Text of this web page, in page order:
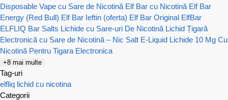
Disposable Vape cu Sare de Nicotină Elf Bar cu Nicotină Elf Bar
Energy (Red Bull) Elf Bar Ieftin (oferta) Elf Bar Original ElfBar
ELFLIQ Bar Salts Lichide cu Sare-uri De Nicotină Lichid Țigară
Electronică cu Sare de Nicotină – Nic Salt E-Liquid Lichide 10 Mg Cu
Nicotină Pentru Tigara Electronica
+8 mai multe
Tag-uri
elfliq lichid cu nicotina
Categorii